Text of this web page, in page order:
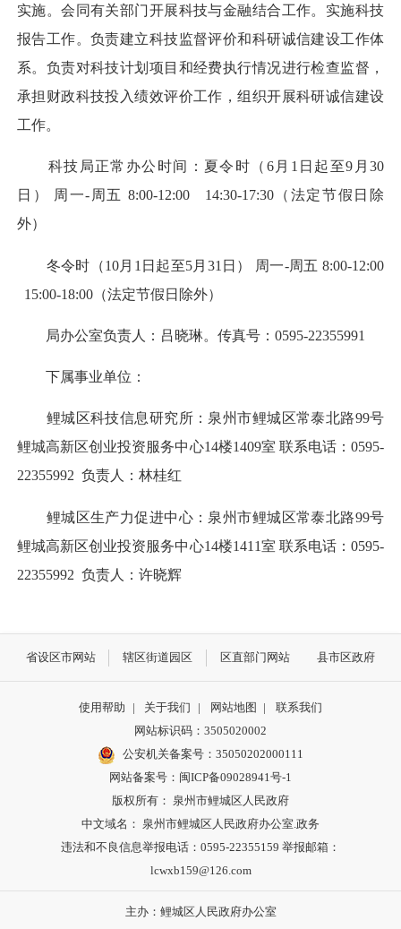
实施。会同有关部门开展科技与金融结合工作。实施科技
报告工作。负责建立科技监督评价和科研诚信建设工作体
系。负责对科技计划项目和经费执行情况进行检查监督，
承担财政科技投入绩效评价工作，组织开展科研诚信建设
工作。
科技局正常办公时间：夏令时（6月1日起至9月30
日） 周一-周五 8:00-12:00 14:30-17:30（法定节假日除
外）
冬令时（10月1日起至5月31日） 周一-周五 8:00-12:00
15:00-18:00（法定节假日除外）
局办公室负责人：吕晓琳。传真号：0595-22355991
下属事业单位：
鲤城区科技信息研究所：泉州市鲤城区常泰北路99号
鲤城高新区创业投资服务中心14楼1409室 联系电话：0595-
22355992 负责人：林桂红
鲤城区生产力促进中心：泉州市鲤城区常泰北路99号
鲤城高新区创业投资服务中心14楼1411室 联系电话：0595-
22355992 负责人：许晓辉
省设区市网站 辖区街道园区 区直部门网站 县市区政府
使用帮助 | 关于我们 | 网站地图 |
联系我们
网站标识码：3505020002
公安机关备案号：35050202000111
网站备案号：闽ICP备09028941号-1
版权所有： 泉州市鲤城区人民政府
中文域名： 泉州市鲤城区人民政府办公室.政务
违法和不良信息举报电话：0595-22355159 举报邮箱：
lcwxb159@126.com
主办：鲤城区人民政府办公室